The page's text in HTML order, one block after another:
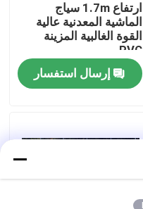
ارتفاع 1.7m سياج
الماشية المعدنية عالية
القوة الغالبية المزينة
PVC
إرسال استفسار